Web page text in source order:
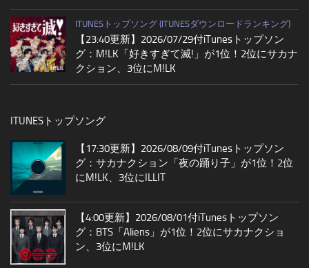
ITUNESトップソング (ITUNESダウンロードランキング)
【23:40更新】2026/07/29付iTunesトップソン
グ：M!LK「好きすぎて滅!」が1位！2位にサカナ
クション、3位にM!LK
ITUNESトップソング
【17:30更新】2026/08/09付iTunesトップソン
グ：サカナクション「夜の踊り子」が1位！2位
にM!LK、3位にILLIT
【4:00更新】2026/08/01付iTunesトップソン
グ：BTS「Aliens」が1位！2位にサカナクショ
ン、3位にM!LK